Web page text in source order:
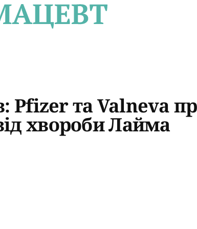
Pfizer та Valneva
хвороби Лайма